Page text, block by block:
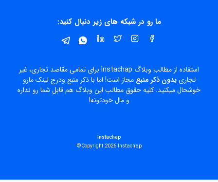
ما رو در شبکه های زیر دنبال کنید:
استفاده از مطالب وبلاگ Instachap برای تمامی مقاصد تجاری، غیر
تجاریبدون ذکر منبع مجاز است! اما با ذکر منبع ودرج لینک مارو
خوشحال میکنید. کلیه حقوق مطالب این وبلاگ هم قابل شما رو نداره
و مال خودتونه!
Instachap
Copyright 2026 Instachap©